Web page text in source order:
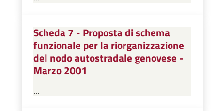
Scheda 7 - Proposta di schema
funzionale per la riorganizzazione
del nodo autostradale genovese -
Marzo 2001
...